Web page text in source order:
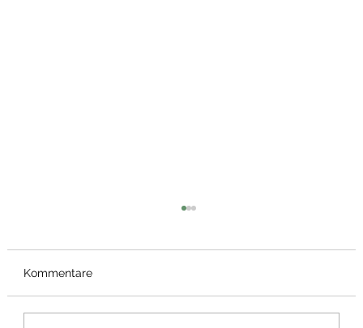
Bärlauch Wrap
Kommentare